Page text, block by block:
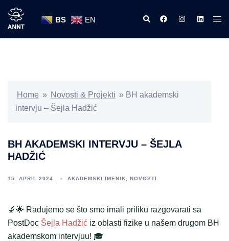
Skip
Searchhttps://https://https://
Home » Novosti & Projekti » BH akademski
intervju – Šejla Hadžić
BH AKADEMSKI INTERVJU – ŠEJLA
HADŽIĆ
15. APRIL 2024. AKADEMSKI IMENIK NOVOSTI
🔬🌟 Radujemo se što smo imali priliku razgovarati sa
PostDoc Šejla Hadžić iz oblasti fizike u našem drugom BH
akademskom intervjuu! 🎓
BS EN